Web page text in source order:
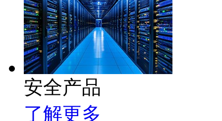
安全产品
了解更多